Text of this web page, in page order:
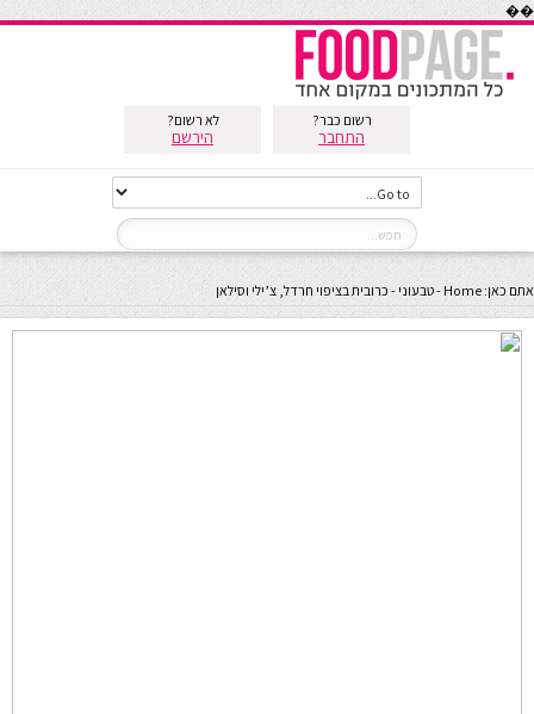
��
רשום כבר?
התחבר
לא רשום?
הירשם
אתם כאן: Home
-טבעוני - כרובית בציפוי חרדל, צ’ילי וסילאן